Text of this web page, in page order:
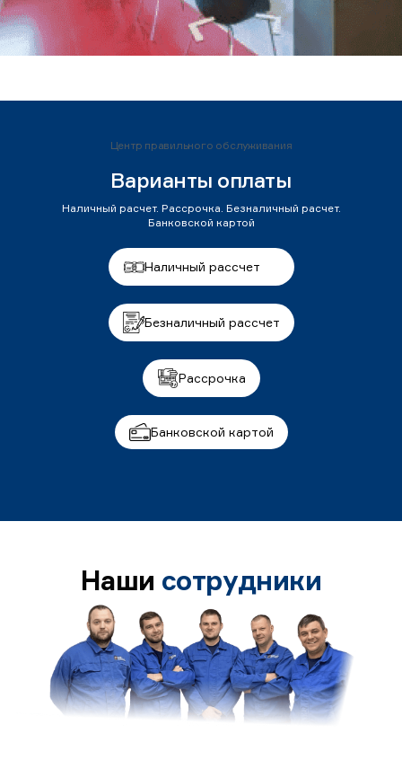
Центр правильного обслуживания
Варианты оплаты
Наличный расчет. Рассрочка. Безналичный расчет.
Банковской картой
Наличный рассчет
Безналичный рассчет
Рассрочка
Банковской картой
Наши сотрудники